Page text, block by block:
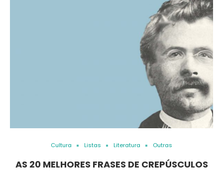
Cultura Listas Literatura Outras
AS 20 MELHORES FRASES DE CREPÚSCULOS